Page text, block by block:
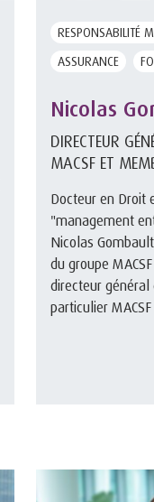
RESPONSABILITÉ
ASSURANCE
Nicolas
DIRECTEUR
MACSF ET
Docteur en Droit
"management
Nicolas
du groupe
directeur
particulier